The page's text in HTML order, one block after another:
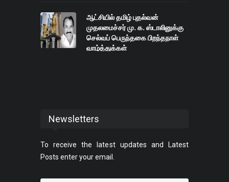
ஆட்சியில் தமிழ் புதல்வன்
முதலமைச்சர் மு. க. ஸ்டாலினுக்கு
செல்வப் பெருந்தகை பிறந்தநாள்
வாழ்த்துக்கள்
Newsletters
To receive the latest updates and Latest
Posts enter your email.